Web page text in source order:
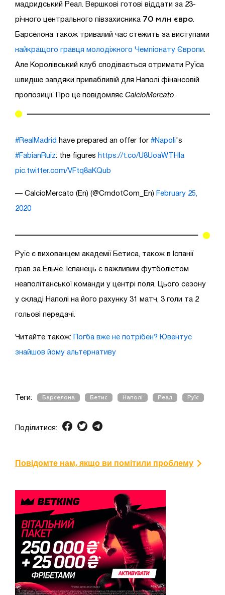
мадридський Реал. Вершкові готові віддати за 23-
річного центрального півзахисника 70 млн євро
Барселона також тривалий час стежить за виступами
найкращого гравця молодіжного Чемпіонату Європи
Але Королівський клуб сподівається отримати Руїса
швидше завдяки привабливій для Наполі фінансовій
пропозиції. Про це повідомляє CalcioMercato
#RealMadrid have prepared an offer for #Napoli's
#FabianRuiz: the figures https://t.co/U8UoaWTHla
pic.twitter.com/VFtq8aKQub
— CalcioMercato (En) (@CmdotCom_En) February 25,
2020
Руїс є вихованцем академії Бетиса, також в Іспанії
грав за Ельче. Іспанець є важливим футболістом
неаполітанської команди у центрі поля. Цього сезону
у складі Наполі на його рахунку 31 матч, 3 голи та 2
гольові передачі.
Читайте також: Погба вже не потрібен? Ювентус
знайшов йому альтернативу
Теги: Барселона Бетис Наполі Реал Руїс
Поділитися:
Повідомте нам, якщо ви помітили проблему